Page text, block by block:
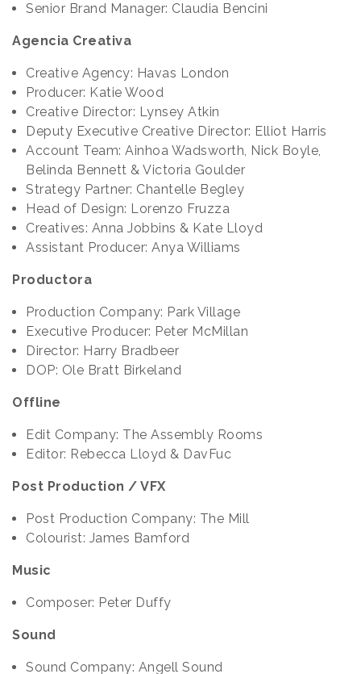
Senior Brand Manager: Claudia Bencini
Agencia Creativa
Creative Agency: Havas London
Producer: Katie Wood
Creative Director: Lynsey Atkin
Deputy Executive Creative Director: Elliot Harris
Account Team: Ainhoa Wadsworth, Nick Boyle,
Belinda Bennett & Victoria Goulder
Strategy Partner: Chantelle Begley
Head of Design: Lorenzo Fruzza
Creatives: Anna Jobbins & Kate Lloyd
Assistant Producer: Anya Williams
Productora
Production Company: Park Village
Executive Producer: Peter McMillan
Director: Harry Bradbeer
DOP: Ole Bratt Birkeland
Offline
Edit Company: The Assembly Rooms
Editor: Rebecca Lloyd & DavFuc
Post Production / VFX
Post Production Company: The Mill
Colourist: James Bamford
Music
Composer: Peter Duffy
Sound
Sound Company: Angell Sound